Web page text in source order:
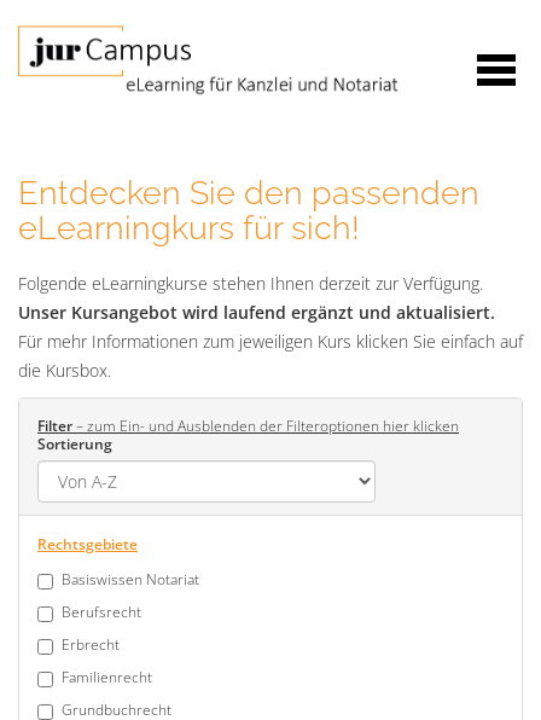
Entdecken Sie den passenden
eLearningkurs für sich!
Folgende eLearningkurse stehen Ihnen derzeit zur Verfügung.
Unser Kursangebot wird laufend ergänzt und aktualisiert.
Für mehr Informationen zum jeweiligen Kurs klicken Sie einfach auf
die Kursbox.
Filter– zum Ein- und Ausblenden der Filteroptionen hier klicken
Sortierung
Rechtsgebiete
Basiswissen Notariat
Berufsrecht
Erbrecht
Familienrecht
Grundbuchrecht